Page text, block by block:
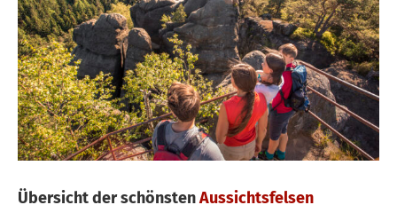
Übersicht der schönstenAussichtsfelsen